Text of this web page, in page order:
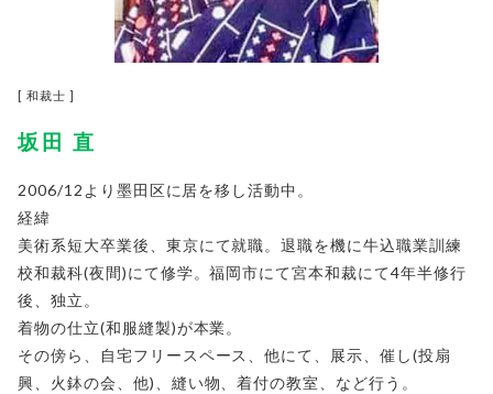
[ 和裁士 ]
坂田 直
2006/12より墨田区に居を移し活動中。
経緯
美術系短大卒業後、東京にて就職。退職を機に牛込職業訓練
校和裁科(夜間)にて修学。福岡市にて宮本和裁にて4年半修行
後、独立。
着物の仕立(和服縫製)が本業。
その傍ら、自宅フリースペース、他にて、展示、催し(投扇
興、火鉢の会、他)、縫い物、着付の教室、など行う。